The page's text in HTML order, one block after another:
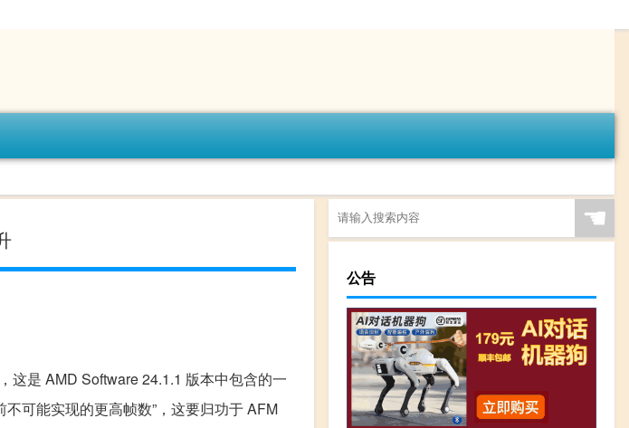
这是 AMD Software 24.1.1 版本中包含的一
可能实现的更高帧数”，这要归功于 AFM
☚
公告